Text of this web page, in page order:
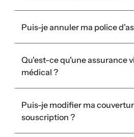
Puis-je annuler ma police
Qu'est-ce qu'une assurance
médical ?
Puis-je modifier ma
souscription ?